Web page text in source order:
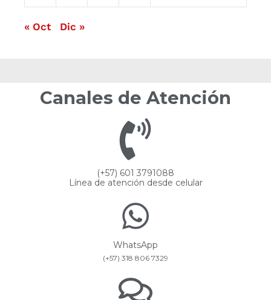
« Oct Dic »
Canales de Atención
(+57) 601 3791088
Línea de atención desde celular
WhatsApp
(+57) 318 806 7329